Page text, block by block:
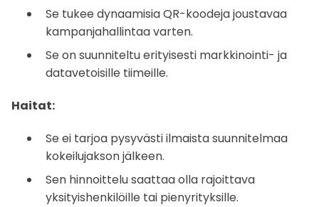
Se tukee dynaamisia QR-koodeja joustavaa
kampanjahallintaa varten.
Se on suunniteltu erityisesti markkinointi- ja
datavetoisille tiimeille.
Haitat:
Se ei tarjoa pysyvästi ilmaista suunnitelmaa
kokeilujakson jälkeen.
Sen hinnoittelu saattaa olla rajoittava
yksityishenkilöille tai pienyrityksille.